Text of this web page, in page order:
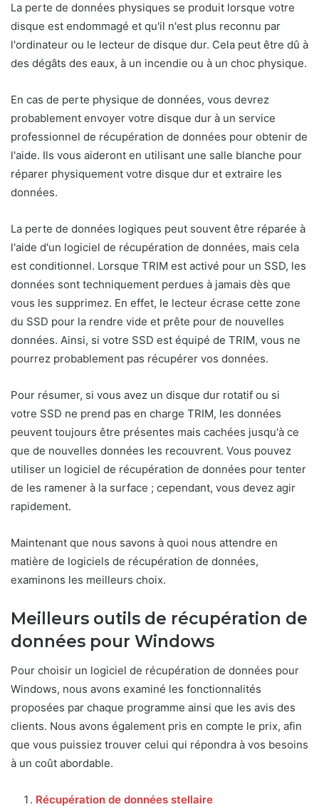
La perte de données physiques se produit lorsque votre
disque est endommagé et qu'il n'est plus reconnu par
l'ordinateur ou le lecteur de disque dur. Cela peut être dû à
des dégâts des eaux, à un incendie ou à un choc physique.
En cas de perte physique de données, vous devrez
probablement envoyer votre disque dur à un service
professionnel de récupération de données pour obtenir de
l'aide. Ils vous aideront en utilisant une salle blanche pour
réparer physiquement votre disque dur et extraire les
données.
La perte de données logiques peut souvent être réparée à
l'aide d'un logiciel de récupération de données, mais cela
est conditionnel. Lorsque TRIM est activé pour un SSD, les
données sont techniquement perdues à jamais dès que
vous les supprimez. En effet, le lecteur écrase cette zone
du SSD pour la rendre vide et prête pour de nouvelles
données. Ainsi, si votre SSD est équipé de TRIM, vous ne
pourrez probablement pas récupérer vos données.
Pour résumer, si vous avez un disque dur rotatif ou si
votre SSD ne prend pas en charge TRIM, les données
peuvent toujours être présentes mais cachées jusqu'à ce
que de nouvelles données les recouvrent. Vous pouvez
utiliser un logiciel de récupération de données pour tenter
de les ramener à la surface ; cependant, vous devez agir
rapidement.
Maintenant que nous savons à quoi nous attendre en
matière de logiciels de récupération de données,
examinons les meilleurs choix.
Meilleurs outils de récupération de
données pour Windows
Pour choisir un logiciel de récupération de données pour
Windows, nous avons examiné les fonctionnalités
proposées par chaque programme ainsi que les avis des
clients. Nous avons également pris en compte le prix, afin
que vous puissiez trouver celui qui répondra à vos besoins
à un coût abordable.
Récupération de données stellaire